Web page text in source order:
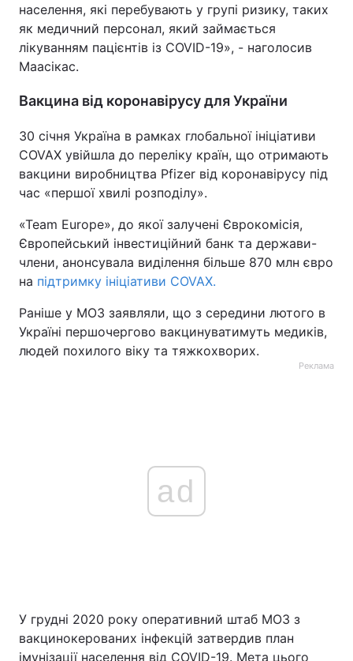
населення, які перебувають у групі ризику, таких
як медичний персонал, який займається
лікуванням пацієнтів із COVID-19», - наголосив
Маасікас.
Вакцина від коронавірусу для України
30 січня Україна в рамках глобальної ініціативи
COVAX увійшла до переліку країн, що отримають
вакцини виробництва Pfizer від коронавірусу під
час «першої хвилі розподілу».
«Team Europe», до якої залучені Єврокомісія,
Європейський інвестиційний банк та держави-
члени, анонсувала виділення більше 870 млн євро
на підтримку ініціативи COVAX.
Раніше у МОЗ заявляли, що з середини лютого в
Україні першочергово вакцинуватимуть медиків,
людей похилого віку та тяжкохворих.
Реклама
ad
У грудні 2020 року оперативний штаб МОЗ з
вакцинокерованих інфекцій затвердив план
імунізації населення від COVID-19. Мета цього